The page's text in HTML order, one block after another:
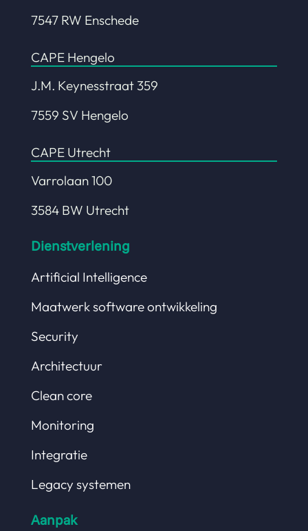
7547 RW Enschede
CAPE Hengelo
J.M. Keynesstraat 359
7559 SV Hengelo
CAPE Utrecht
Varrolaan 100
3584 BW Utrecht
Dienstverlening
Artificial Intelligence
Maatwerk software ontwikkeling
Security
Architectuur
Clean core
Monitoring
Integratie
Legacy systemen
Aanpak